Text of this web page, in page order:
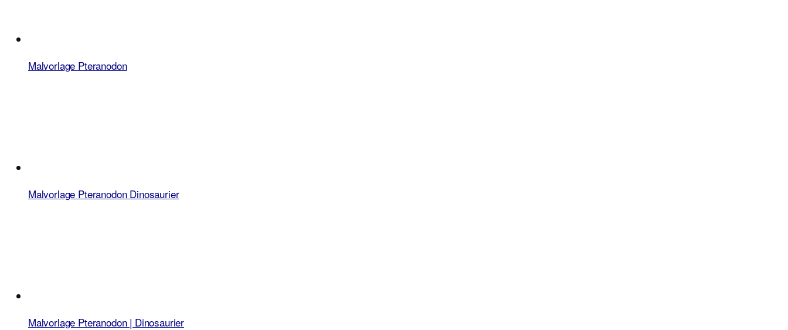
Malvorlage Pteranodon
Malvorlage Pteranodon Dinosaurier
Malvorlage Pteranodon | Dinosaurier